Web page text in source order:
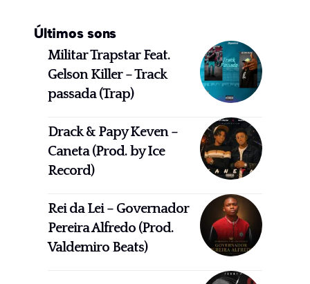
Últimos sons
Militar Trapstar Feat.
Gelson Killer – Track
passada (Trap)
Drack & Papy Keven –
Caneta (Prod. by Ice
Record)
Rei da Lei – Governador
Pereira Alfredo (Prod.
Valdemiro Beats)